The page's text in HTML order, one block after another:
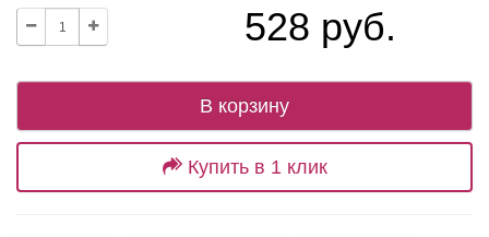
528 руб.
В корзину
Купить в 1 клик